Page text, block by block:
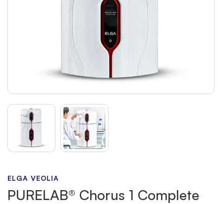
ELGA VEOLIA
PURELAB® Chorus 1 Complete